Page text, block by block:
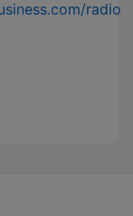
radio